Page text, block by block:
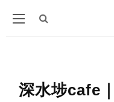
深水埗cafe